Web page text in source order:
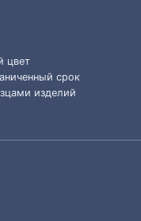
цвет
срок
изделий